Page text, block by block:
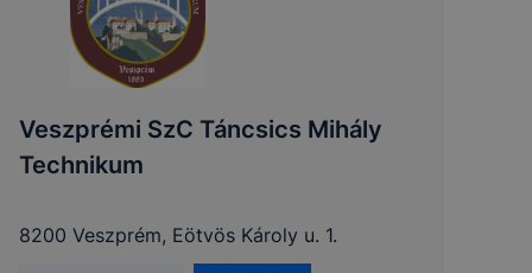
Veszprémi SzC Táncsics Mihály
Technikum
8200 Veszprém, Eötvös Károly u. 1.